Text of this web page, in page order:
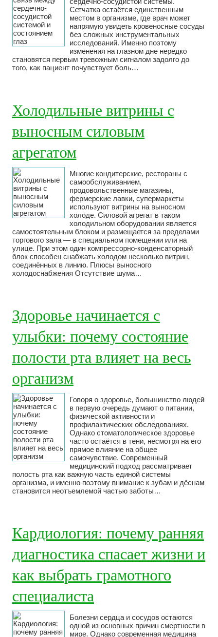
Сетчатка остаётся единственным
местом в организме, где врач может
напрямую увидеть кровеносные сосуды
без сложных инструментальных
исследований. Именно поэтому
изменения на глазном дне нередко
становятся первым тревожным сигналом задолго до
того, как пациент почувствует боль…
Холодильные витрины с
выносным силовым
агрегатом
Многие кондитерские, рестораны с
самообслуживанием,
продовольственные магазины,
фермерские лавки, супермаркеты
используют витрины на выносном
холоде. Силовой агрегат в таком
холодильном оборудовании является
самостоятельным блоком и размещается за пределами
торгового зала — в специальном помещении или на
улице. При этом один компрессорно-конденсаторный
блок способен снабжать холодом несколько витрин,
соединённых в линию. Плюсы выносного
холодоснабжения Отсутствие шума…
Здоровье начинается с
улыбки: почему состояние
полости рта влияет на весь
организм
Говоря о здоровье, большинство людей
в первую очередь думают о питании,
физической активности и
профилактических обследованиях.
Однако стоматологическое здоровье
часто остаётся в тени, несмотря на его
прямое влияние на общее
самочувствие. Современный
медицинский подход рассматривает
полость рта как важную часть единой системы
организма, и именно поэтому внимание к зубам и дёснам
становится неотъемлемой частью заботы…
Кардиология: почему ранняя
диагностика спасает жизни и
как выбрать грамотного
специалиста
Болезни сердца и сосудов остаются
одной из основных причин смертности в
мире. Однако современная медицина